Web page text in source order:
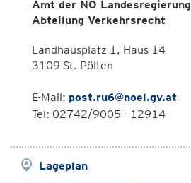
Amt der NÖ Landesregierung
Abteilung Verkehrsrecht
Landhausplatz 1, Haus 14
3109 St. Pölten
E-Mail: post.ru6@noel.gv.at
Tel: 02742/9005 - 12914
Lageplan